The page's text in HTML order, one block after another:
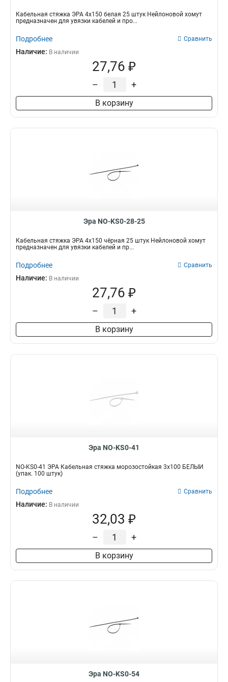
Кабельная стяжка ЭРА 4х150 белая 25 штук Нейлоновой хомут
предназначен для увязки кабелей и про...
Подробнее Сравнить
Наличие: В наличии
27,76 ₽
– +
В корзину
Эра NO-KS0-28-25
Кабельная стяжка ЭРА 4х150 чёрная 25 штук Нейлоновой хомут
предназначен для увязки кабелей и пр...
Подробнее Сравнить
Наличие: В наличии
27,76 ₽
– +
В корзину
Эра NO-KS0-41
NO-KS0-41 ЭРА Кабельная стяжка морозостойкая 3x100 БЕЛЫЙ
(упак. 100 штук)
Подробнее Сравнить
Наличие: В наличии
32,03 ₽
– +
В корзину
Эра NO-KS0-54